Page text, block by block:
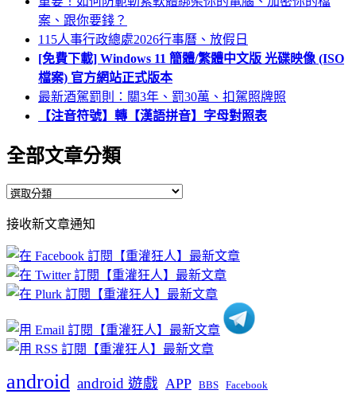
案、跟你要錢？
115人事行政總處2026行事曆、放假日
[免費下載] Windows 11 簡體/繁體中文版 光碟映像 (ISO
檔案) 官方網站正式版本
最新酒駕罰則：關3年、罰30萬、扣駕照牌照
【注音符號】轉【漢語拼音】字母對照表
全部文章分類
全
文
章
分
類
接收新文章通知
android android 遊戲 APP BBS Facebook